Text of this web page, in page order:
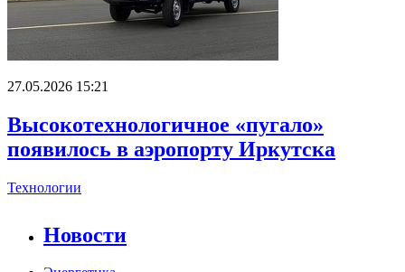
27.05.2026 15:21
Высокотехнологичное «пугало»
появилось в аэропорту Иркутска
Технологии
Новости